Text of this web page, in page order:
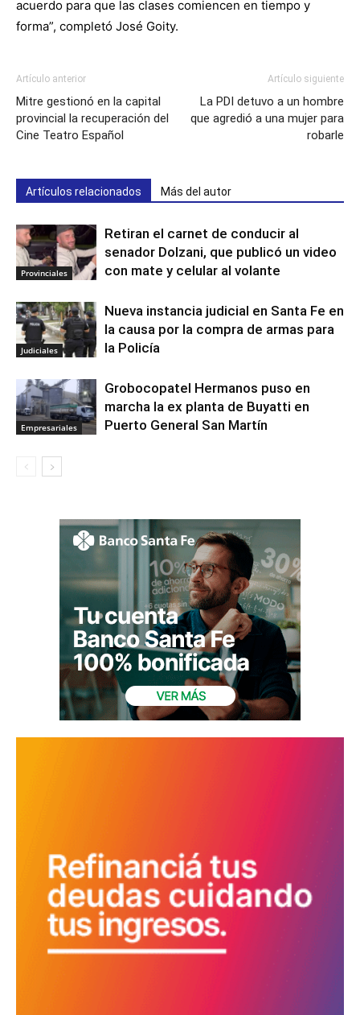
acuerdo para que las clases comiencen en tiempo y
forma”, completó José Goity.
Artículo anterior
Mitre gestionó en la capital
provincial la recuperación del
Cine Teatro Español
Artículo siguiente
La PDI detuvo a un hombre
que agredió a una mujer para
robarle
Artículos relacionados Más del autor
Provinciales
Retiran el carnet de conducir al
senador Dolzani, que publicó un video
con mate y celular al volante
Judiciales
Nueva instancia judicial en Santa Fe en
la causa por la compra de armas para
la Policía
Empresariales
Grobocopatel Hermanos puso en
marcha la ex planta de Buyatti en
Puerto General San Martín